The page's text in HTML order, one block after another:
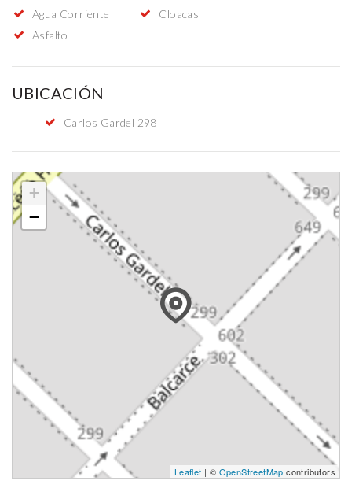
Agua Corriente
Cloacas
Asfalto
UBICACIÓN
Carlos Gardel 298
+
−
Leaflet | © OpenStreetMap contributors